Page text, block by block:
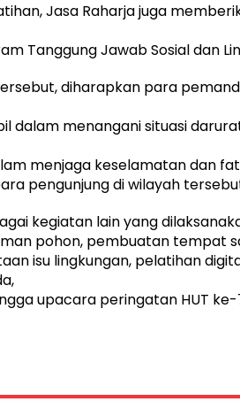
Jasa Raharja juga
Tanggung Jawab Sosial dan
diharapkan para
dalam menangani situasi
menjaga keselamatan dan
pengunjung di wilayah
kegiatan lain yang
pohon, pembuatan tempat
isu lingkungan, pelatihan
upacara peringatan HUT ke-